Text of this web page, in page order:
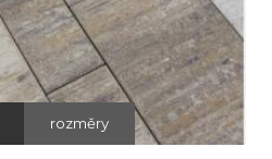
rozměry